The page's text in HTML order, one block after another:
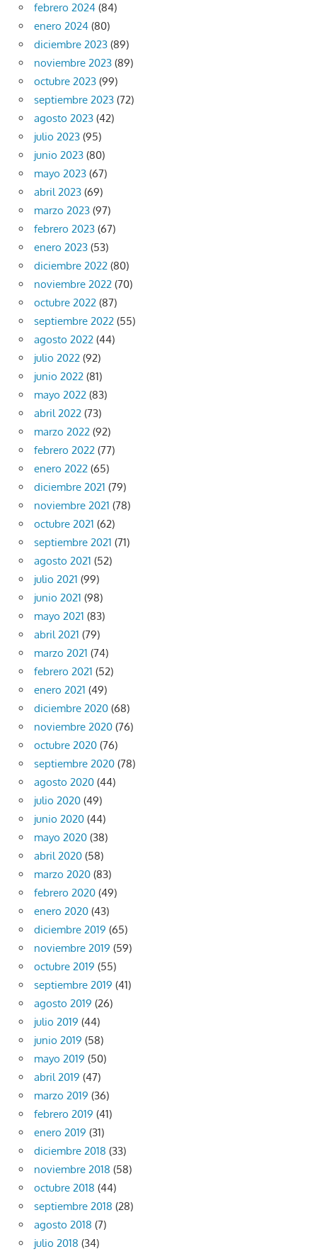
febrero 2024 (84)
enero 2024 (80)
diciembre 2023 (89)
noviembre 2023 (89)
octubre 2023 (99)
septiembre 2023 (72)
agosto 2023 (42)
julio 2023 (95)
junio 2023 (80)
mayo 2023 (67)
abril 2023 (69)
marzo 2023 (97)
febrero 2023 (67)
enero 2023 (53)
diciembre 2022 (80)
noviembre 2022 (70)
octubre 2022 (87)
septiembre 2022 (55)
agosto 2022 (44)
julio 2022 (92)
junio 2022 (81)
mayo 2022 (83)
abril 2022 (73)
marzo 2022 (92)
febrero 2022 (77)
enero 2022 (65)
diciembre 2021 (79)
noviembre 2021 (78)
octubre 2021 (62)
septiembre 2021 (71)
agosto 2021 (52)
julio 2021 (99)
junio 2021 (98)
mayo 2021 (83)
abril 2021 (79)
marzo 2021 (74)
febrero 2021 (52)
enero 2021 (49)
diciembre 2020 (68)
noviembre 2020 (76)
octubre 2020 (76)
septiembre 2020 (78)
agosto 2020 (44)
julio 2020 (49)
junio 2020 (44)
mayo 2020 (38)
abril 2020 (58)
marzo 2020 (83)
febrero 2020 (49)
enero 2020 (43)
diciembre 2019 (65)
noviembre 2019 (59)
octubre 2019 (55)
septiembre 2019 (41)
agosto 2019 (26)
julio 2019 (44)
junio 2019 (58)
mayo 2019 (50)
abril 2019 (47)
marzo 2019 (36)
febrero 2019 (41)
enero 2019 (31)
diciembre 2018 (33)
noviembre 2018 (58)
octubre 2018 (44)
septiembre 2018 (28)
agosto 2018 (7)
julio 2018 (34)